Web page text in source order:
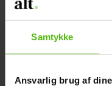
Samtykke
Ansvarlig brug af
Se billedet: Så